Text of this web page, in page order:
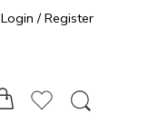
Login / Register